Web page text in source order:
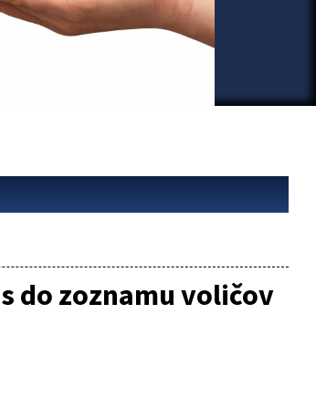
do zoznamu voličov